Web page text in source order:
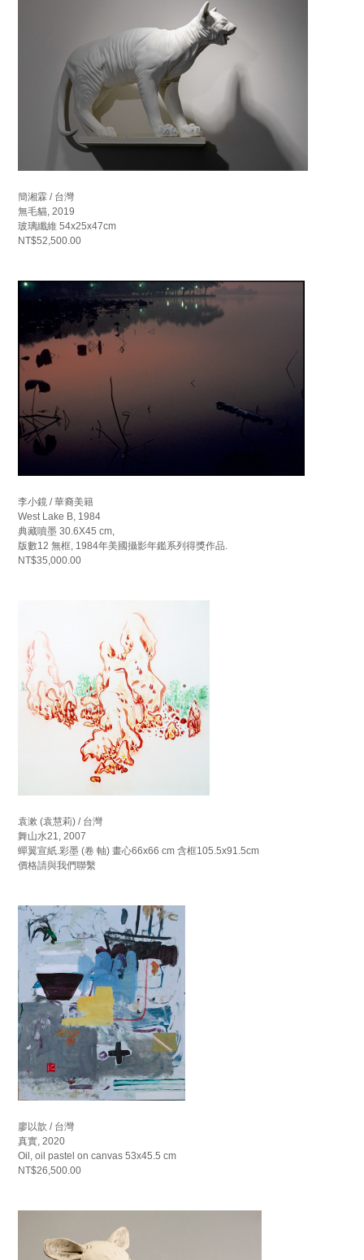
簡湘霖 / 台灣
無毛貓, 2019
玻璃纖維 54x25x47cm
NT$52,500.00
李小鏡 / 華裔美籍
West Lake B, 1984
典藏噴墨 30.6X45 cm,
版數12 無框, 1984年美國攝影年鑑系列得獎作品.
NT$35,000.00
袁漱 (袁慧莉) / 台灣
舞山水21, 2007
蟬翼宣紙.彩墨 (卷 軸) 畫心66x66 cm 含框105.5x91.5cm
價格請與我們聯繫
廖以歆 / 台灣
真實, 2020
Oil, oil pastel on canvas 53x45.5 cm
NT$26,500.00